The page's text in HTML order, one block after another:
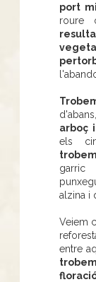
port
roure
arboç
els
alzina i
Veiem
entre